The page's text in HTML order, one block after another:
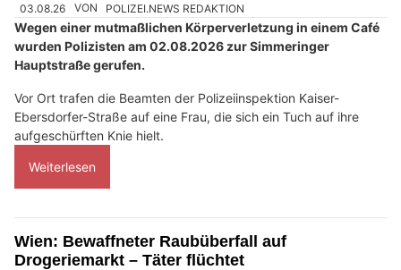
03.08.26 VON POLIZEI.NEWS REDAKTION
Wegen einer mutmaßlichen Körperverletzung in einem Café
wurden Polizisten am 02.08.2026 zur Simmeringer
Hauptstraße gerufen.
Vor Ort trafen die Beamten der Polizeiinspektion Kaiser-
Ebersdorfer-Straße auf eine Frau, die sich ein Tuch auf ihre
aufgeschürften Knie hielt.
Weiterlesen
Wien: Bewaffneter Raubüberfall auf
Drogeriemarkt – Täter flüchtet